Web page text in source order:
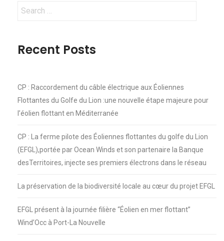
Search
Recent Posts
CP : Raccordement du câble électrique aux Éoliennes
Flottantes du Golfe du Lion :une nouvelle étape majeure pour
l’éolien flottant en Méditerranée
CP : La ferme pilote des Éoliennes flottantes du golfe du Lion
(EFGL),portée par Ocean Winds et son partenaire la Banque
desTerritoires, injecte ses premiers électrons dans le réseau
La préservation de la biodiversité locale au cœur du projet EFGL
EFGL présent à la journée filière “Éolien en mer flottant”
Wind’Occ à Port-La Nouvelle